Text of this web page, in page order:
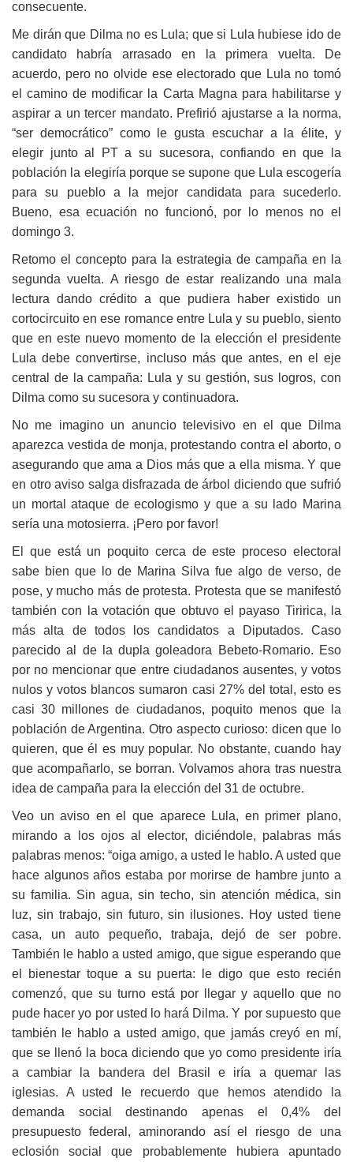
consecuente.
Me dirán que Dilma no es Lula; que si Lula hubiese ido de
candidato habría arrasado en la primera vuelta. De
acuerdo, pero no olvide ese electorado que Lula no tomó
el camino de modificar la Carta Magna para habilitarse y
aspirar a un tercer mandato. Prefirió ajustarse a la norma,
“ser democrático” como le gusta escuchar a la élite, y
elegir junto al PT a su sucesora, confiando en que la
población la elegiría porque se supone que Lula escogería
para su pueblo a la mejor candidata para sucederlo.
Bueno, esa ecuación no funcionó, por lo menos no el
domingo 3.
Retomo el concepto para la estrategia de campaña en la
segunda vuelta. A riesgo de estar realizando una mala
lectura dando crédito a que pudiera haber existido un
cortocircuito en ese romance entre Lula y su pueblo, siento
que en este nuevo momento de la elección el presidente
Lula debe convertirse, incluso más que antes, en el eje
central de la campaña: Lula y su gestión, sus logros, con
Dilma como su sucesora y continuadora.
No me imagino un anuncio televisivo en el que Dilma
aparezca vestida de monja, protestando contra el aborto, o
asegurando que ama a Dios más que a ella misma. Y que
en otro aviso salga disfrazada de árbol diciendo que sufrió
un mortal ataque de ecologismo y que a su lado Marina
sería una motosierra. ¡Pero por favor!
El que está un poquito cerca de este proceso electoral
sabe bien que lo de Marina Silva fue algo de verso, de
pose, y mucho más de protesta. Protesta que se manifestó
también con la votación que obtuvo el payaso Tiririca, la
más alta de todos los candidatos a Diputados. Caso
parecido al de la dupla goleadora Bebeto-Romario. Eso
por no mencionar que entre ciudadanos ausentes, y votos
nulos y votos blancos sumaron casi 27% del total, esto es
casi 30 millones de ciudadanos, poquito menos que la
población de Argentina. Otro aspecto curioso: dicen que lo
quieren, que él es muy popular. No obstante, cuando hay
que acompañarlo, se borran. Volvamos ahora tras nuestra
idea de campaña para la elección del 31 de octubre.
Veo un aviso en el que aparece Lula, en primer plano,
mirando a los ojos al elector, diciéndole, palabras más
palabras menos: “oiga amigo, a usted le hablo. A usted que
hace algunos años estaba por morirse de hambre junto a
su familia. Sin agua, sin techo, sin atención médica, sin
luz, sin trabajo, sin futuro, sin ilusiones. Hoy usted tiene
casa, un auto pequeño, trabaja, dejó de ser pobre.
También le hablo a usted amigo, que sigue esperando que
el bienestar toque a su puerta: le digo que esto recién
comenzó, que su turno está por llegar y aquello que no
pude hacer yo por usted lo hará Dilma. Y por supuesto que
también le hablo a usted amigo, que jamás creyó en mí,
que se llenó la boca diciendo que yo como presidente iría
a cambiar la bandera del Brasil e iría a quemar las
iglesias. A usted le recuerdo que hemos atendido la
demanda social destinando apenas el 0,4% del
presupuesto federal, aminorando así el riesgo de una
eclosión social que probablemente hubiera apuntado